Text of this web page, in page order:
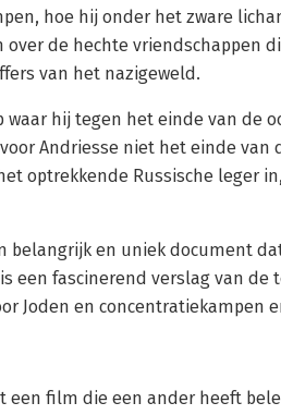
hoe hij onder het zware
over de hechte vriendschappen
van het nazigeweld.
waar hij tegen het einde van de
Andriesse niet het einde van
optrekkende Russische leger
belangrijk en uniek document
een fascinerend verslag van de
Joden en concentratiekampen
een film die een ander heeft